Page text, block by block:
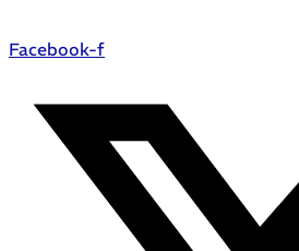
Facebook-f